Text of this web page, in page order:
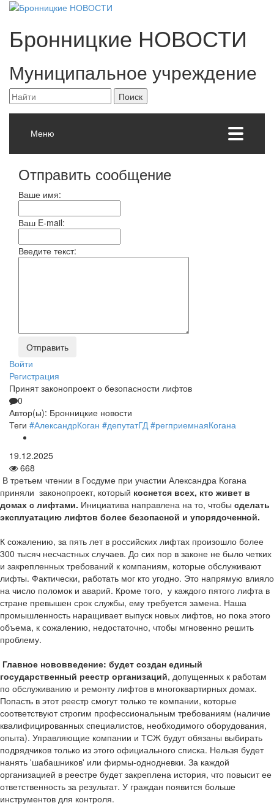
Бронницкие НОВОСТИ
Муниципальное учреждение
Меню
Отправить сообщение
Ваше имя:
Ваш E-mail:
Введите текст:
Войти
Регистрация
Принят законопроект о безопасности лифтов
0
Автор(ы): Бронницкие новости
Теги #АлександрКоган #депутатГД #регприемнаяКогана
19.12.2025
668
В третьем чтении в Госдуме при участии Александра Когана
приняли законопроект, который коснется всех, кто живет в
домах с лифтами. Инициатива направлена на то, чтобы сделать
эксплуатацию лифтов более безопасной и упорядоченной.
К сожалению, за пять лет в российских лифтах произошло более
300 тысяч несчастных случаев. До сих пор в законе не было четких
и закрепленных требований к компаниям, которые обслуживают
лифты. Фактически, работать мог кто угодно. Это напрямую влияло
на число поломок и аварий. Кроме того, у каждого пятого лифта в
стране превышен срок службы, ему требуется замена. Наша
промышленность наращивает выпуск новых лифтов, но пока этого
объема, к сожалению, недостаточно, чтобы мгновенно решить
проблему.
Главное нововведение: будет создан единый
государственный реестр организаций, допущенных к работам
по обслуживанию и ремонту лифтов в многоквартирных домах.
Попасть в этот реестр смогут только те компании, которые
соответствуют строгим профессиональным требованиям (наличие
квалифицированных специалистов, необходимого оборудования,
опыта). Управляющие компании и ТСЖ будут обязаны выбирать
подрядчиков только из этого официального списка. Нельзя будет
нанять 'шабашников' или фирмы-однодневки. За каждой
организацией в реестре будет закреплена история, что повысит ее
ответственность за результат. У граждан появится больше
инструментов для контроля.